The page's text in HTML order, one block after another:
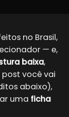
no Brasil,
— e,
baixa,
você vai
abaixo),
uma ficha